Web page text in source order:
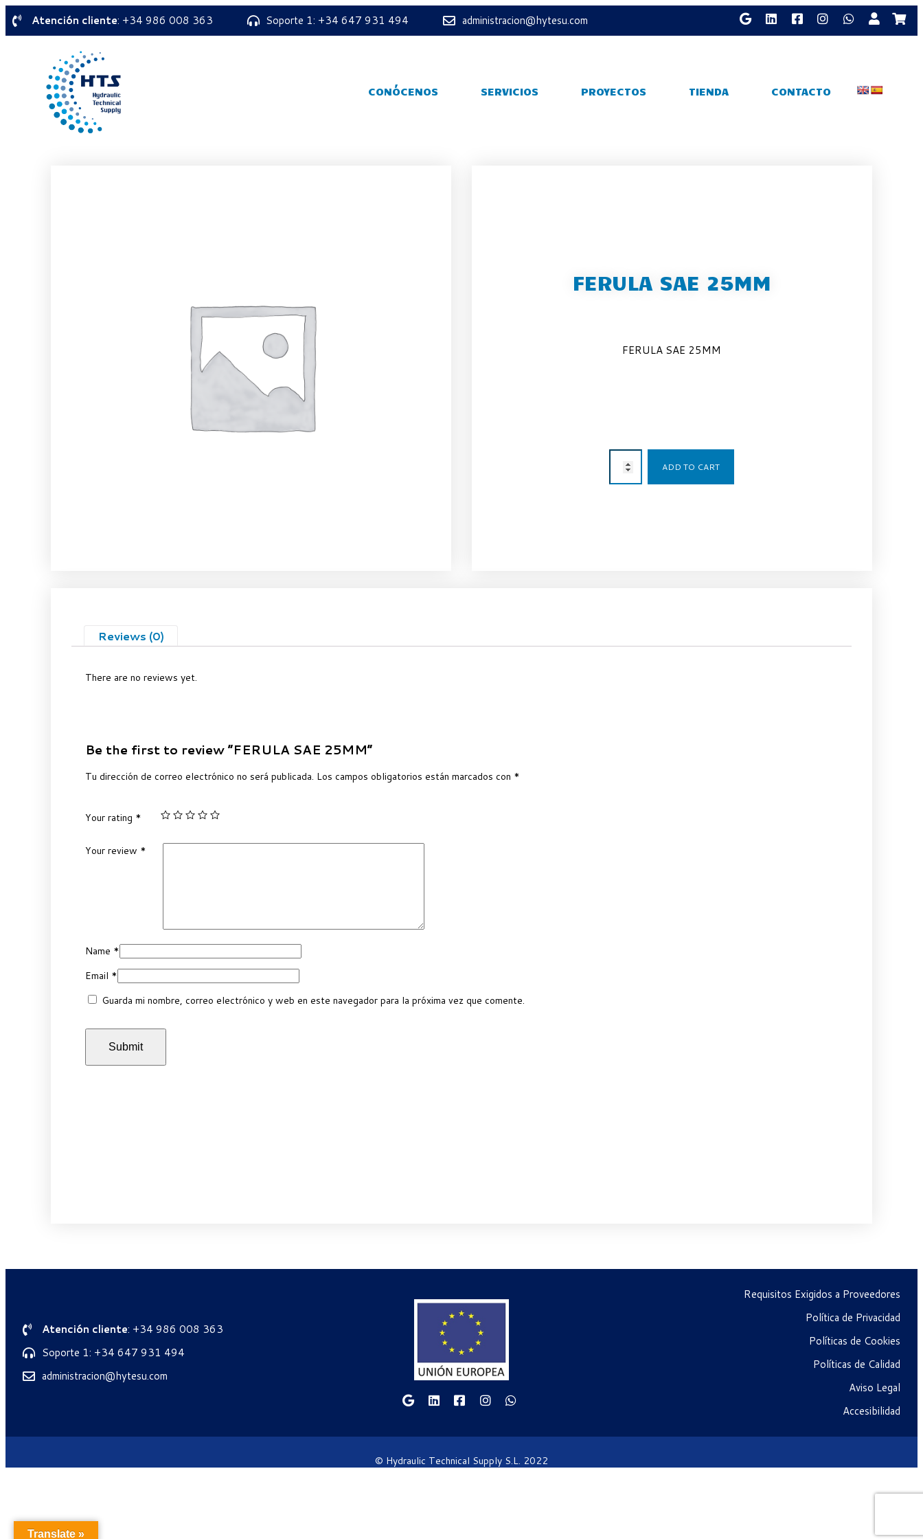
Atención cliente: +34 986 008 363 Soporte 1: +34 647 931 494 administracion@hytesu.com
CONÓCENOS SERVICIOS PROYECTOS TIENDA CONTACTO
FERULA SAE 25MM
FERULA SAE 25MM
ADD TO CART
Reviews (0)
There are no reviews yet.
Be the first to review “FERULA SAE 25MM”
Tu dirección de correo electrónico no será publicada. Los campos obligatorios están marcados con *
Your rating *
Your review *
Name *
Email *
Guarda mi nombre, correo electrónico y web en este navegador para la próxima vez que comente.
Atención cliente: +34 986 008 363
Soporte 1: +34 647 931 494
administracion@hytesu.com
Requisitos Exigidos a Proveedores
Política de Privacidad
Políticas de Cookies
Políticas de Calidad
Aviso Legal
Accesibilidad
© Hydraulic Technical Supply S.L. 2022
Translate »